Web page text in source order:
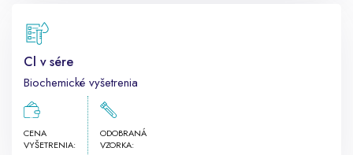
Cl v sére
Biochemické vyšetrenia
CENA
VYŠETRENIA:
ODOBRANÁ
VZORKA: